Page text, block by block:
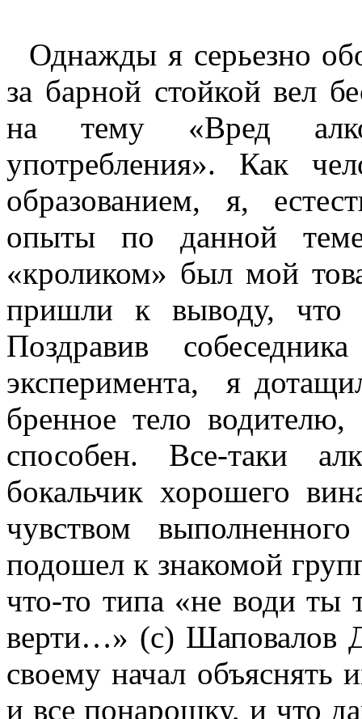
Однажды я серьезно
за барной стойкой вел
на тему «Вред
употребления». Как
образованием, я,
опыты по данной
«кроликом» был мой
пришли к выводу, что
Поздравив
эксперимента, я
бренное тело
способен. Все-таки
бокальчик хорошего
чувством
подошел к знакомой
что-то типа «не води ты
верти…» (с) Шаповалов
своему начал объяснять
и все понарошку, и что